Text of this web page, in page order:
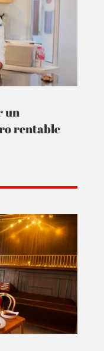
un
rentable